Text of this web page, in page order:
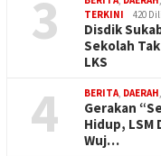
3
TERKINI
420
Disdik
Sekolah
LKS
4 BERITA, DAERAH,
Gerakan
Hidup, LSM
Wuj…